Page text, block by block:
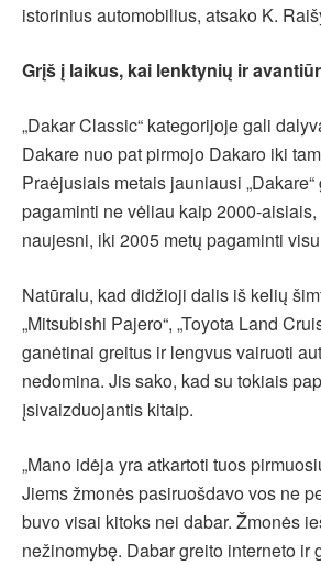
istorinius automobilius, atsako K.
Grįš į laikus, kai lenktynių ir
„Dakar Classic“ kategorijoje gali
Dakare nuo pat pirmojo Dakaro iki
Praėjusiais metais jauniausi
pagaminti ne vėliau kaip 2000-
naujesni, iki 2005 metų pagaminti
Natūralu, kad didžioji dalis iš kelių
„Mitsubishi Pajero“, „Toyota Land
ganėtinai greitus ir lengvus vairuoti
nedomina. Jis sako, kad su tokiais
įsivaizduojantis kitaip.
„Mano idėja yra atkartoti tuos
Jiems žmonės pasiruošdavo vos ne
buvo visai kitoks nei dabar. Žmonės
nežinomybę. Dabar greito interneto